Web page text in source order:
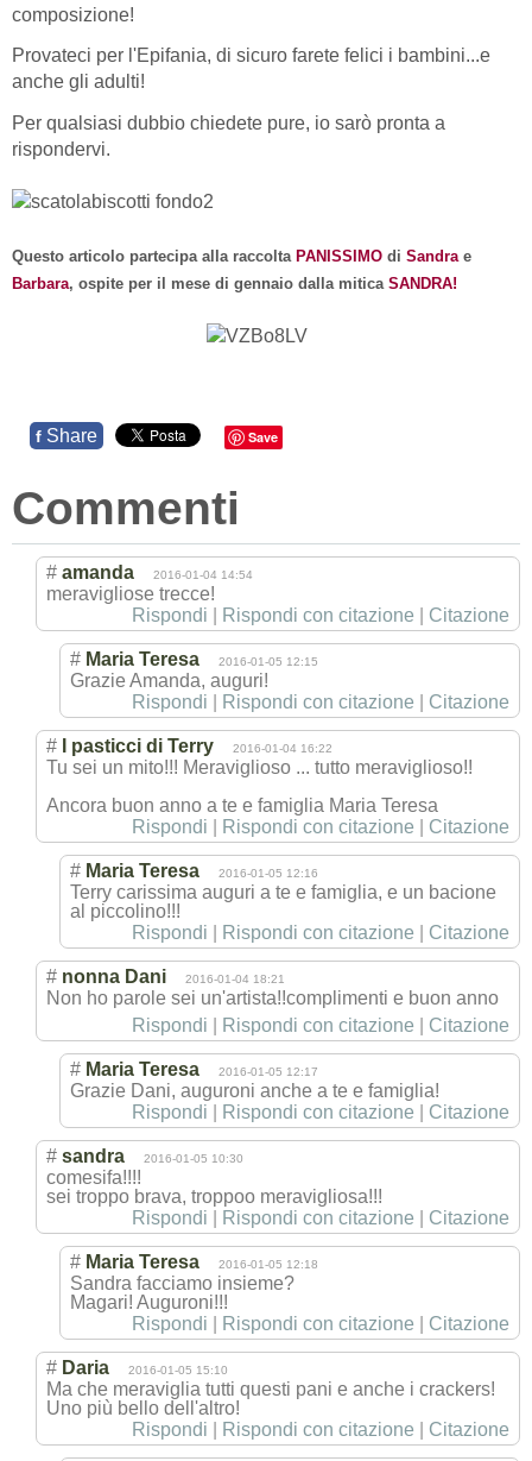
composizione!
Provateci per l'Epifania, di sicuro farete felici i bambini...e
anche gli adulti!
Per qualsiasi dubbio chiedete pure, io sarò pronta a
rispondervi.
Questo articolo partecipa alla raccolta PANISSIMO di Sandra e
Barbara, ospite per il mese di gennaio dalla mitica SANDRA!
f Share Save
Commenti
# amanda 2016-01-04 14:54
meravigliose trecce!
Rispondi
Rispondi con citazione Citazione
# Maria Teresa 2016-01-05 12:15
Grazie Amanda, auguri!
Rispondi
Rispondi con citazione Citazione
# I pasticci di Terry 2016-01-04 16:22
Tu sei un mito!!! Meraviglioso ... tutto meraviglioso!!
Ancora buon anno a te e famiglia Maria Teresa
Rispondi
Rispondi con citazione Citazione
# Maria Teresa 2016-01-05 12:16
Terry carissima auguri a te e famiglia, e un bacione
al piccolino!!!
Rispondi
Rispondi con citazione Citazione
# nonna Dani 2016-01-04 18:21
Non ho parole sei un'artista!!complimenti e buon anno
Rispondi
Rispondi con citazione Citazione
# Maria Teresa 2016-01-05 12:17
Grazie Dani, auguroni anche a te e famiglia!
Rispondi
Rispondi con citazione Citazione
# sandra 2016-01-05 10:30
comesifa!!!!
sei troppo brava, troppoo meravigliosa!!!
Rispondi
Rispondi con citazione Citazione
# Maria Teresa 2016-01-05 12:18
Sandra facciamo insieme?
Magari! Auguroni!!!
Rispondi
Rispondi con citazione Citazione
# Daria 2016-01-05 15:10
Ma che meraviglia tutti questi pani e anche i crackers!
Uno più bello dell'altro!
Rispondi
Rispondi con citazione Citazione